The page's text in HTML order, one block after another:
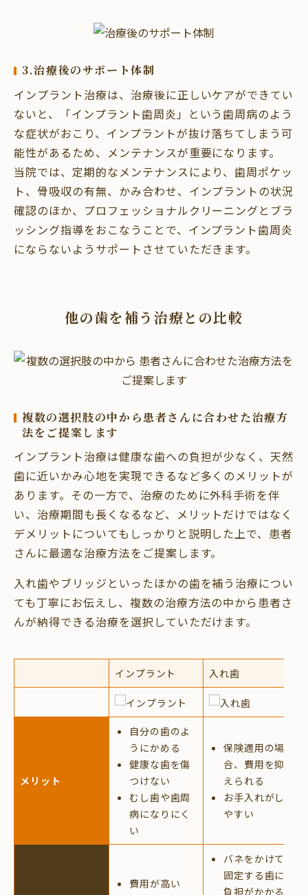
3.治療後のサポート体制
インプラント治療は、治療後に正しいケアができてい
ないと、「インプラント歯周炎」という歯周病のよう
な症状がおこり、インプラントが抜け落ちてしまう可
能性があるため、メンテナンスが重要になります。
当院では、定期的なメンテナンスにより、歯周ポケッ
ト、骨吸収の有無、かみ合わせ、インプラントの状況
確認のほか、プロフェッショナルクリーニングとブラ
ッシング指導をおこなうことで、インプラント歯周炎
にならないようサポートさせていただきます。
他の歯を補う治療との比較
複数の選択肢の中から患者さんに合わせた治療方
法をご提案します
インプラント治療は健康な歯への負担が少なく、天然
歯に近いかみ心地を実現できるなど多くのメリットが
あります。その一方で、治療のために外科手術を伴
い、治療期間も長くなるなど、メリットだけではなく
デメリットについてもしっかりと説明した上で、患者
さんに最適な治療方法をご提案します。
入れ歯やブリッジといったほかの歯を補う治療につい
ても丁寧にお伝えし、複数の治療方法の中から患者さ
んが納得できる治療を選択していただけます。
インプラント 入れ歯
メリット
自分の歯のよ
うにかめる
健康な歯を傷
つけない
むし歯や歯周
病になりにく
い
保険適用の場
合、費用を抑
えられる
お手入れがし
やすい
費用が高い
バネをかけて
固定する歯に
負担がかかる